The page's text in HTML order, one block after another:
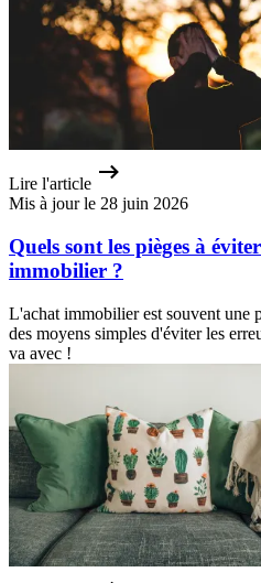
Lire l'article
Mis à jour le 28 juin 2026
Quels sont les pièges à
immobilier ?
L'achat immobilier est souvent une
des moyens simples d'éviter les
va avec !